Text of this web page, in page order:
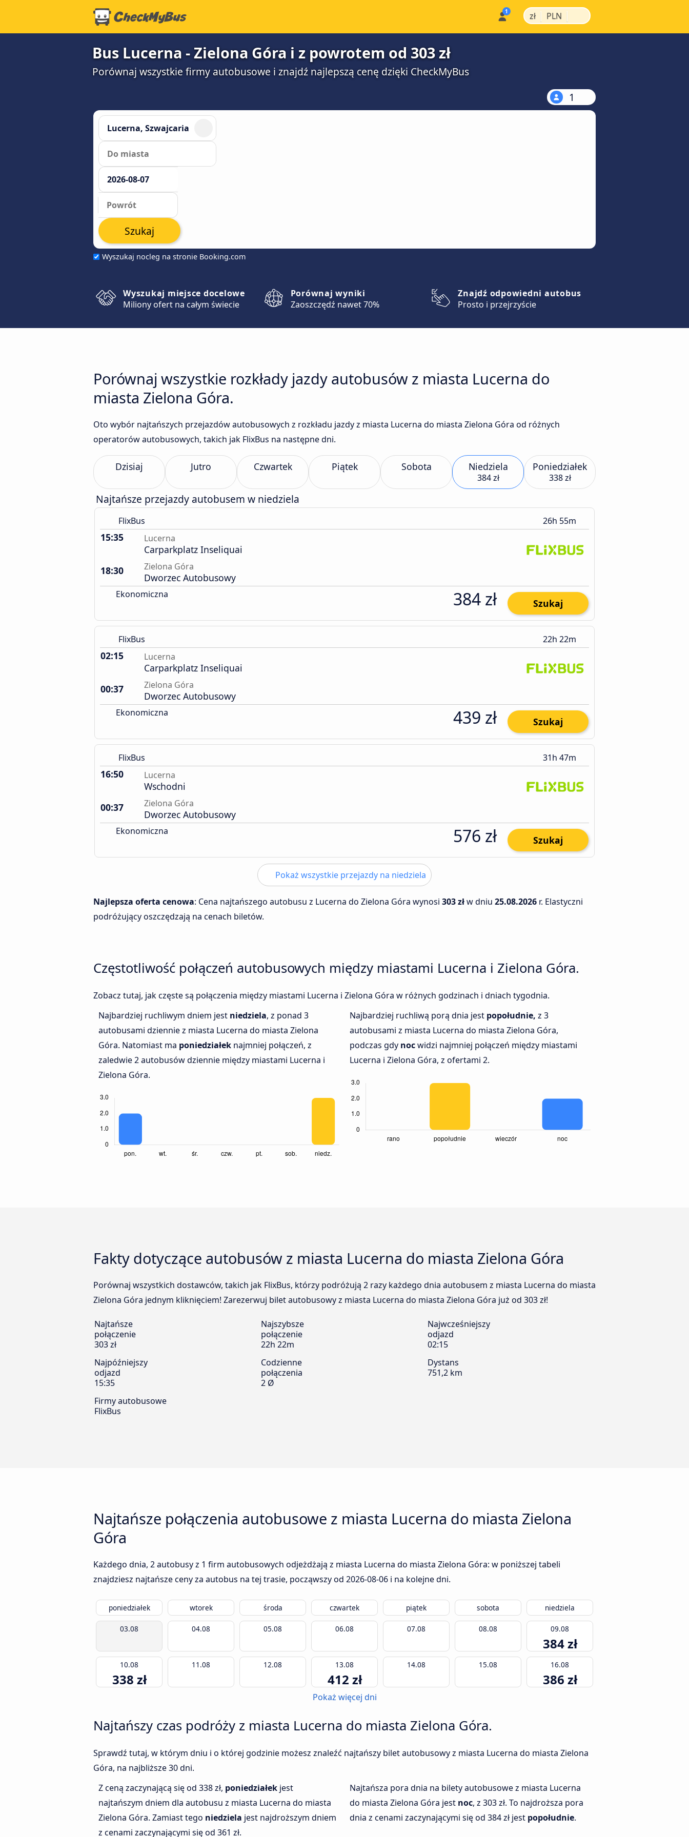
zł | PLN |
Bus Lucerna - Zielona Góra i z powrotem od 303 zł
Porównaj wszystkie firmy autobusowe i znajdź najlepszą cenę dzięki CheckMyBus
1
Wyszukaj nocleg na stronie Booking.com
Szukaj
Wyszukaj miejsce docelowe
Miliony ofert na całym świecie
Porównaj wyniki
Zaoszczędź nawet 70%
Znajdź odpowiedni autobus
Prosto i przejrzyście
Porównaj wszystkie rozkłady jazdy autobusów z miasta Lucerna do
miasta Zielona Góra.
Oto wybór najtańszych przejazdów autobusowych z rozkładu jazdy z miasta Lucerna do miasta Zielona Góra od różnych
operatorów autobusowych, takich jak FlixBus na następne dni.
Dzisiaj Jutro Czwartek Piątek Sobota Niedziela
384 zł
Poniedziałek
338 zł
Najtańsze przejazdy autobusem w niedziela
FlixBus 26h 55m
15:35 Lucerna
Carparkplatz Inseliquai
18:30
Zielona Góra
Dworzec Autobusowy
Ekonomiczna 384 zł Szukaj
FlixBus 22h 22m
02:15 Lucerna
Carparkplatz Inseliquai
00:37
Zielona Góra
Dworzec Autobusowy
Ekonomiczna 439 zł Szukaj
FlixBus 31h 47m
16:50 Lucerna
Wschodni
00:37
Zielona Góra
Dworzec Autobusowy
Ekonomiczna 576 zł Szukaj
Pokaż wszystkie przejazdy na niedziela
Najlepsza oferta cenowa: Cena najtańszego autobusu z Lucerna do Zielona Góra wynosi 303 złw dniu 25.08.2026 r. Elastyczni
podróżujący oszczędzają na cenach biletów.
Częstotliwość połączeń autobusowych między miastami Lucerna i Zielona Góra.
Zobacz tutaj, jak częste są połączenia między miastami Lucerna i Zielona Góra w różnych godzinach i dniach tygodnia.
Najbardziej ruchliwym dniem jest niedziela, z ponad 3
autobusami dziennie z miasta Lucerna do miasta Zielona
Góra. Natomiast ma poniedziałek najmniej połączeń, z
zaledwie 2 autobusów dziennie między miastami Lucerna i
Zielona Góra.
Najbardziej ruchliwą porą dnia jest popołudnie, z 3
autobusami z miasta Lucerna do miasta Zielona Góra,
podczas gdy nocwidzi najmniej połączeń między miastami
Lucerna i Zielona Góra, z ofertami 2.
Fakty dotyczące autobusów z miasta Lucerna do miasta Zielona Góra
Porównaj wszystkich dostawców, takich jak FlixBus, którzy podróżują 2 razy każdego dnia autobusem z miasta Lucerna do miasta
Zielona Góra jednym kliknięciem! Zarezerwuj bilet autobusowy z miasta Lucerna do miasta Zielona Góra już od 303 zł!
Najtańsze
połączenie
303 zł
Najszybsze
połączenie
22h 22m
Najwcześniejszy
odjazd
02:15
Najpóźniejszy
odjazd
15:35
Codzienne
połączenia
2 Ø
Dystans
751,2 km
Firmy autobusowe
FlixBus
Najtańsze połączenia autobusowe z miasta Lucerna do miasta Zielona
Góra
Każdego dnia, 2 autobusy z 1 firm autobusowych odjeżdżają z miasta Lucerna do miasta Zielona Góra: w poniższej tabeli
znajdziesz najtańsze ceny za autobus na tej trasie, począwszy od 2026-08-06 i na kolejne dni.
poniedziałek wtorek środa czwartek piątek sobota niedziela
03.08 04.08 05.08 06.08 07.08 08.08 09.08
384 zł
10.08
338 zł
11.08 12.08 13.08
412 zł
14.08 15.08 16.08
386 zł
Pokaż więcej dni
Najtańszy czas podróży z miasta Lucerna do miasta Zielona Góra.
Sprawdź tutaj, w którym dniu i o której godzinie możesz znaleźć najtańszy bilet autobusowy z miasta Lucerna do miasta Zielona
Góra, na najbliższe 30 dni.
Z ceną zaczynającą się od 338 zł, poniedziałek jest
najtańszym dniem dla autobusu z miasta Lucerna do miasta
Zielona Góra. Zamiast tego niedziela jest najdroższym dniem
z cenami zaczynającymi się od 361 zł.
Najtańsza pora dnia na bilety autobusowe z miasta Lucerna
do miasta Zielona Góra jest noc, z 303 zł. To najdroższa pora
dnia z cenami zaczynającymi się od 384 zł jest popołudnie.